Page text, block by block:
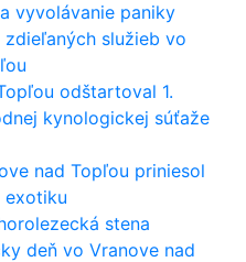
vyvolávanie paniky
služieb vo
odštartoval 1.
kynologickej súťaže
nad Topľou priniesol
exotiku
stena
deň vo Vranove nad